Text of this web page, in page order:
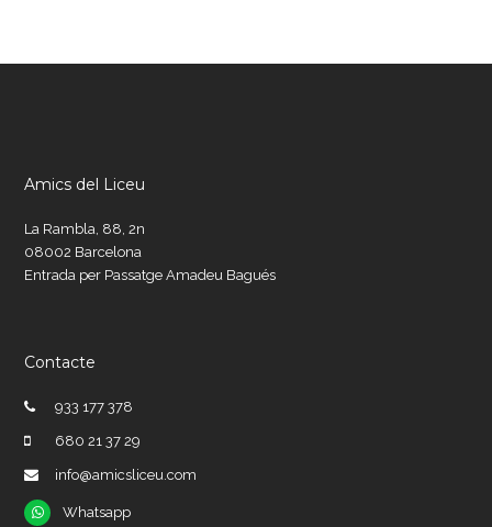
Amics del Liceu
La Rambla, 88, 2n
08002 Barcelona
Entrada per Passatge Amadeu Bagués
Contacte
933 177 378
680 21 37 29
info@amicsliceu.com
Whatsapp
Whatsapp